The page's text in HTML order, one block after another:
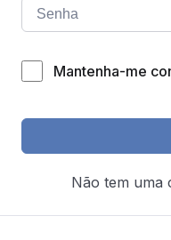
Mantenha-me
Não tem uma